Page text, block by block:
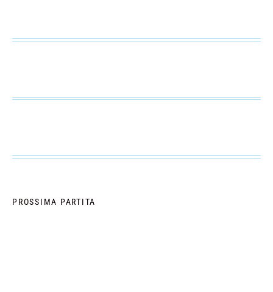
PROSSIMA PARTITA